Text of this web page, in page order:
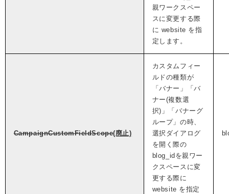
親ワークスペー
スに変更する際
に website を指
定します。
CampaignCustomFieldScope(廃止)
カスタムフィー
ルドの種類が
「バナー」「バ
ナー(複数選
択)」「バナーグ
ループ」の時、
選択ダイアログ
を開く際の
blog_idを親ワー
クスペースに変
更する際に
website を指定